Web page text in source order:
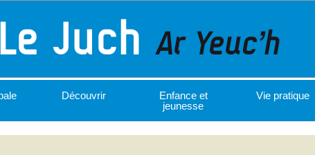
Découvrir
Enfance et
jeunesse
Vie pratique